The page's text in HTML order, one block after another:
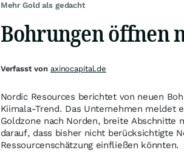
Mehr Gold als gedacht
Bohrungen öffnen
Nordic Resources berichtet von neuen
Kiimala-Trend. Das Unternehmen meldet
Goldzone nach Norden, breite
darauf, dass bisher nicht berücksichtigte
Ressourcenschätzung einfließen könnten.
Verfasst von axinocapital.de